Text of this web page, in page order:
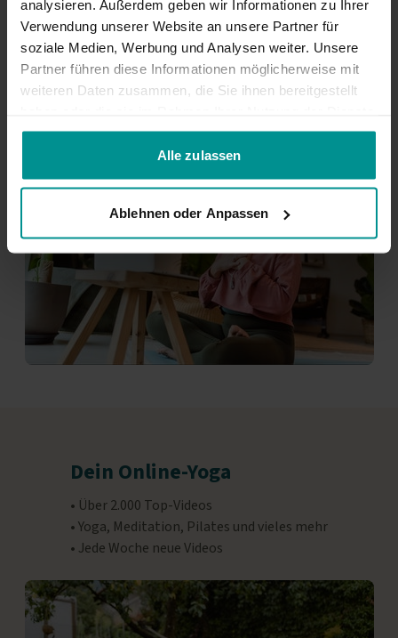
analysieren. Außerdem geben wir Informationen zu Ihrer
Verwendung unserer Website an unsere Partner für
soziale Medien, Werbung und Analysen weiter. Unsere
Partner führen diese Informationen möglicherweise mit
weiteren Daten zusammen, die Sie ihnen bereitgestellt
gesammelt haben.
Alle zulassen
Ablehnen oder Anpassen
• Programme für deine Ziele
• Yogavideos für dein Level
• Yoga für deinen Alltag
Dein Online-Yoga
• Über 2.000 Top-Videos
• Yoga, Meditation, Pilates und vieles mehr
• Jede Woche neue Videos